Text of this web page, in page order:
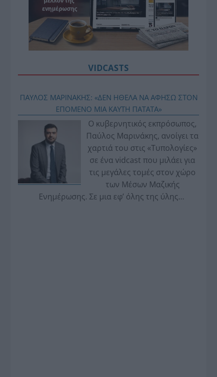
VIDCASTS
ΠΑΥΛΟΣ ΜΑΡΙΝΑΚΗΣ: «ΔΕΝ ΗΘΕΛΑ ΝΑ ΑΦΗΣΩ ΣΤΟΝ
ΕΠΟΜΕΝΟ ΜΙΑ ΚΑΥΤΗ ΠΑΤΑΤΑ»
Ο κυβερνητικός εκπρόσωπος,
Παύλος Μαρινάκης, ανοίγει τα
χαρτιά του στις «Τυπολογίες»
σε ένα vidcast που μιλάει για
τις μεγάλες τομές στον χώρο
των Μέσων Μαζικής
Ενημέρωσης. Σε μια εφ’ όλης της ύλης